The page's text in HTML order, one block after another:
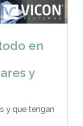
en
y
y que tengan